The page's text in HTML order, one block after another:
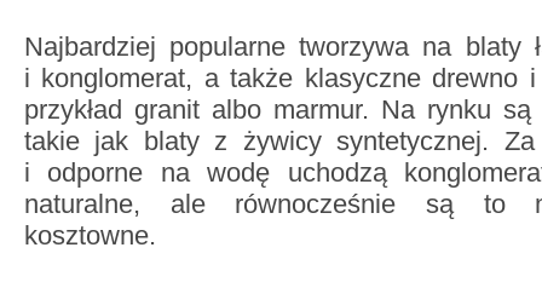
Najbardziej popularne tworzywa na blaty
i konglomerat, a także klasyczne drewno
przykład granit albo marmur. Na rynku
takie jak blaty z żywicy syntetycznej. Za
i odporne na wodę uchodzą
naturalne, ale równocześnie są to
kosztowne.